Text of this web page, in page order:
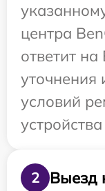
центра
ответит
уточнения
условий
2
Выезд